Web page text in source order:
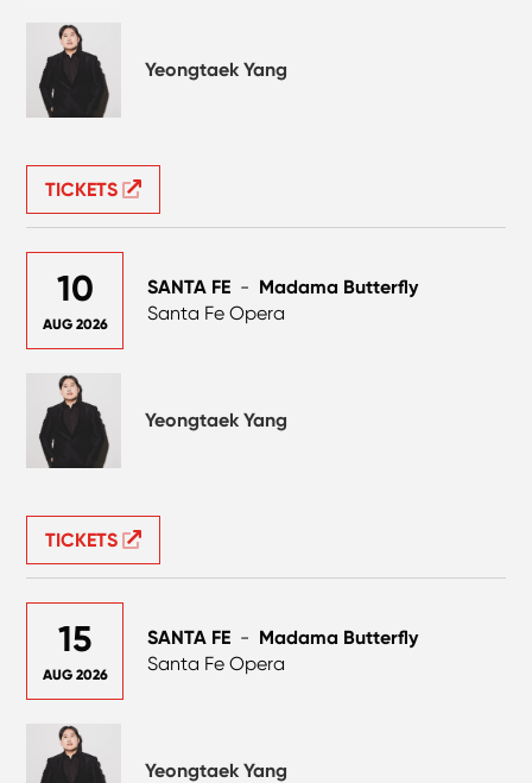
Yeongtaek Yang
TICKETS
10
AUG 2026
SANTA FE - Madama Butterfly
Santa Fe Opera
Yeongtaek Yang
TICKETS
15
AUG 2026
SANTA FE - Madama Butterfly
Santa Fe Opera
Yeongtaek Yang